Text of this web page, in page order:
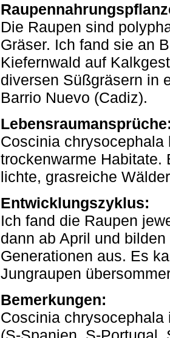
Die Raupen sind
Gräser. Ich fand sie an
Kiefernwald auf
diversen Süßgräsern in
Barrio Nuevo (Cadiz).
Coscinia
trockenwarme Habitate.
lichte, grasreiche
Entwicklungszyklus:
Ich fand die Raupen
dann ab April und
Generationen aus. Es
Jungraupen
Bemerkungen:
Coscinia